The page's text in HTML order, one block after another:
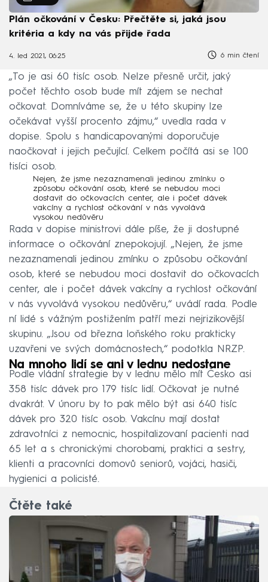
Plán očkování v Česku: Přečtěte si, jaká jsou
kritéria a kdy na vás přijde řada
4. led 2021, 06:25 6 min čtení
„To je asi 60 tisíc osob. Nelze přesně určit, jaký
počet těchto osob bude mít zájem se nechat
očkovat. Domníváme se, že u této skupiny lze
očekávat vyšší procento zájmu,“ uvedla rada v
dopise. Spolu s handicapovanými doporučuje
naočkovat i jejich pečující. Celkem počítá asi se 100
tisíci osob.
Nejen, že jsme nezaznamenali jedinou zmínku o
způsobu očkování osob, které se nebudou moci
dostavit do očkovacích center, ale i počet dávek
vakcíny a rychlost očkování v nás vyvolává
vysokou nedůvěru
Rada v dopise ministrovi dále píše, že ji dostupné
informace o očkování znepokojují. „Nejen, že jsme
nezaznamenali jedinou zmínku o způsobu očkování
osob, které se nebudou moci dostavit do očkovacích
center, ale i počet dávek vakcíny a rychlost očkování
v nás vyvolává vysokou nedůvěru,“ uvádí rada. Podle
ní lidé s vážným postižením patří mezi nejrizikovější
skupinu. „Jsou od března loňského roku prakticky
uzavřeni ve svých domácnostech,“ podotkla NRZP.
Na mnoho lidí se ani v lednu nedostane
Podle vládní strategie by v lednu mělo mít Česko asi
358 tisíc dávek pro 179 tisíc lidí. Očkovat je nutné
dvakrát. V únoru by to pak mělo být asi 640 tisíc
dávek pro 320 tisíc osob. Vakcínu mají dostat
zdravotníci z nemocnic, hospitalizovaní pacienti nad
65 let a s chronickými chorobami, praktici a sestry,
klienti a pracovníci domovů seniorů, vojáci, hasiči,
hygienici a policisté.
Čtěte také